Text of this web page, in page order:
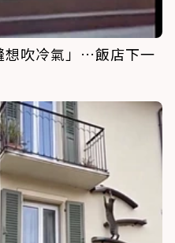
想吹冷氣」…飯店下一